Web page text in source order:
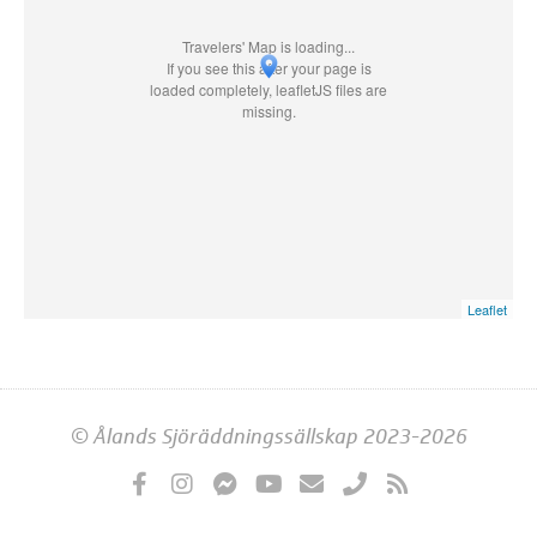
Travelers' Map is loading...
If you see this after your page is
loaded completely, leafletJS files are
missing.
Leaflet
© Ålands Sjöräddningssällskap 2023-2026